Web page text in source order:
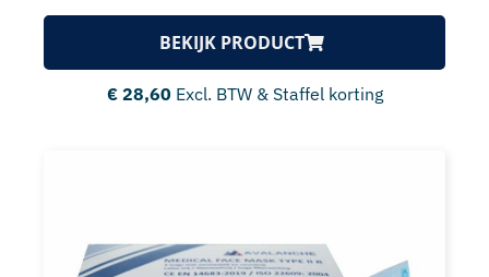
BEKIJK PRODUCT
€28,60 Excl. BTW & Staffel korting